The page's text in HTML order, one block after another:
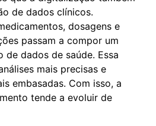
de dados clínicos.
dosagens e
passam a compor um
de dados de saúde. Essa
mais precisas e
embasadas. Com isso, a
tende a evoluir de